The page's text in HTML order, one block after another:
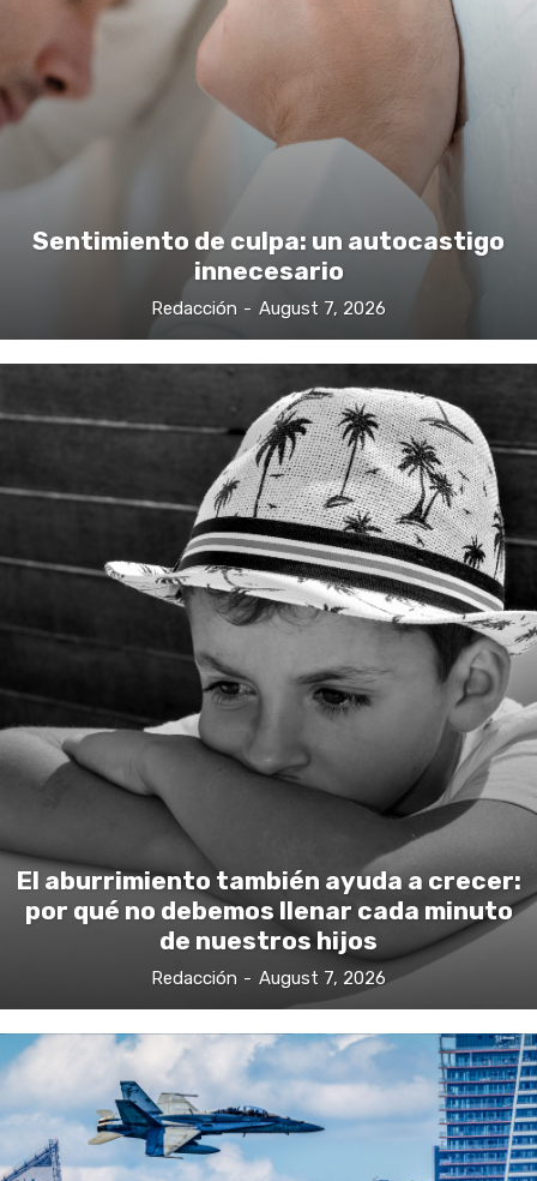
Sentimiento de culpa: un autocastigo
innecesario
Redacción - August 7, 2026
El aburrimiento también ayuda a crecer:
por qué no debemos llenar cada minuto
de nuestros hijos
Redacción - August 7, 2026